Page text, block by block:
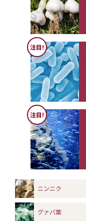
注目!
注目!
ニンニク
グァバ葉